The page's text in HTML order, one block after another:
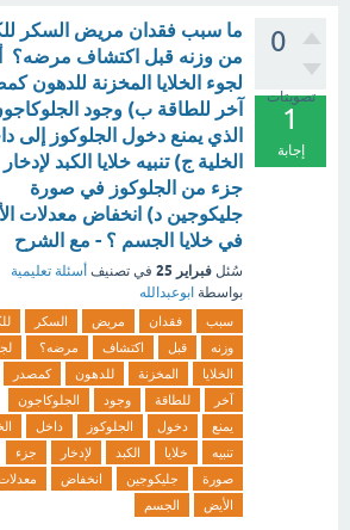
0
تصويتات
1
إجابة
ما سبب فقدان مريض السكر
من وزنه قبل اكتشاف مرضه؟
لجوء الخلايا المخزنة للدهون
آخر للطاقة ب) وجود
الذي يمنع دخول الجلوكوز إلى
الخلية ج) تنبيه خلايا الكبد لإدخار
جزء من الجلوكوز في صورة
جليكوجين د) انخفاض معدلات
في خلايا الجسم ؟ - مع الشرح
سُئل فبراير 25 في تصنيف أسئلة تعليمية
بواسطة ابوعبدالله
سبب فقدان مريض السكر
وزنه
قبل اكتشاف مرضه؟
الخلايا
المخزنة للدهون
كمصدر
آخر
للطاقة وجود
الجلوكاجون
يمنع
دخول الجلوكوز داخل
تنبيه
خلايا الكبد لإدخار
جزء
صورة
جليكوجين انخفاض
الأيض
الجسم